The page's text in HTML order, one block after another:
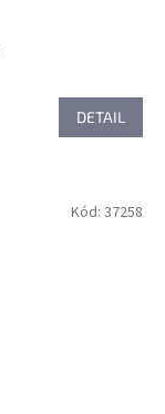
DETAIL
Kód: 37258